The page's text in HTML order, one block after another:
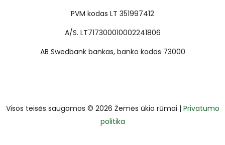
PVM kodas LT 351997412
A/S. LT717300010002241806
AB Swedbank bankas, banko kodas 73000
Visos teisės saugomos © 2026 Žemės ūkio rūmai | Privatumo
politika